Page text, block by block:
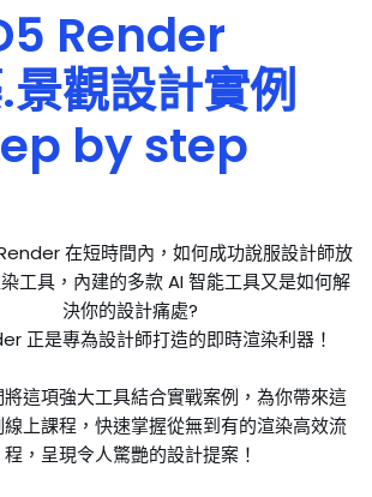
Render
景觀設計實例
by step
在短時間內，如何成功說服設計師放
工具，內建的多款 AI 智能工具又是如何解
決你的設計痛處?
正是專為設計師打造的即時渲染利器！
這項強大工具結合實戰案例，為你帶來這
上課程，快速掌握從無到有的渲染高效流
程，呈現令人驚艷的設計提案！